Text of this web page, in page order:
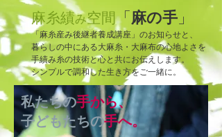
麻糸績み空間「麻の手 」
「麻糸産み後継者養成講座」のお知らせと、
暮らしの中にある大麻糸・大麻布の心地よさを
手績み糸の技術と心と共にお伝えします。
​シンプルで調和した生き方をご一緒に。
私たちの手から、
子どもたちの手へ。